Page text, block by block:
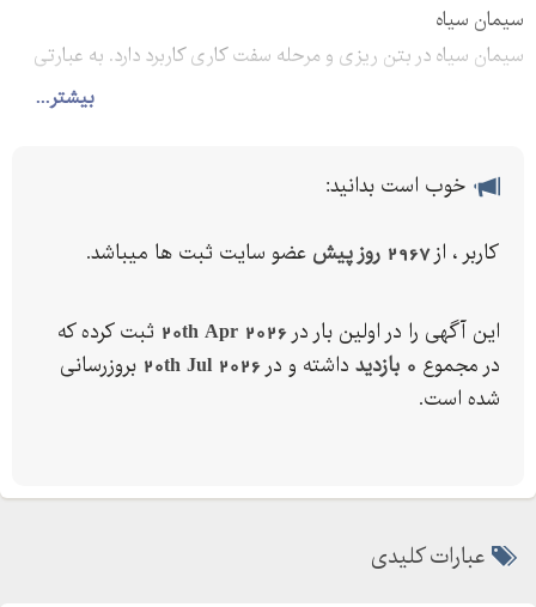
بیشتر...
سیمان سیاه
سیمان سیاه در بتن ریزی و مرحله سفت کاری کاربرد دارد. به عبارتی
بهترین گزینه برای بتن ریزی استفاده از سیمان سیاه است. همچنین
دارد. به همین دلیل در صنایع پل و تونل سازی و ساخت و ساز بنادر از
سیمان سیاه استفاده می کنند.
انواع سیمان فارس
موقعیت مورد استفاده قرار می گیرند.
برای استعلام قیمت کالا با ما در تماس باشید.
ضمانت کالا زیر فاکتور!
خوب است بدانید:
کاربر ، از2967 روز پیش عضو سایت ثبت ها میباشد.
این آگهی را در اولین بار در 20th Apr 2026 ثبت کرده که
در مجموع 0 بازدید داشته و در 20th Jul 2026 بروزرسانی
شده است.
عبارات کلیدی